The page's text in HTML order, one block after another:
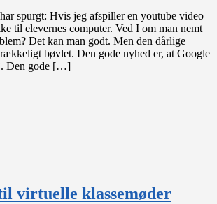
i
Meet
spurgt: Hvis jeg afspiller en youtube video
til elevernes computer. Ved I om man nemt
Det kan man godt. Men den dårlige
bøvlet. Den gode nyhed er, at Google
Den gode […]
virtuelle klassemøder